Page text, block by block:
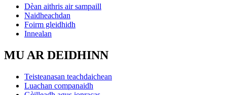
Dèan aithris air sampaill
Naidheachdan
Foirm gleidhidh
Innealan
MU AR DEIDHINN
Teisteanasan teachdaichean
Luachan companaidh